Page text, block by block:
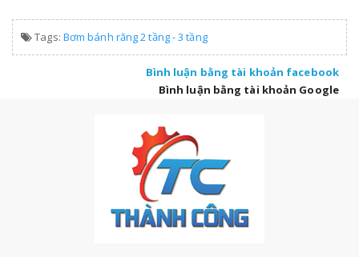
Tags: Bơm bánh răng 2 tầng - 3 tầng
Bình luận bằng tài khoản facebook
Bình luận bằng tài khoản Google